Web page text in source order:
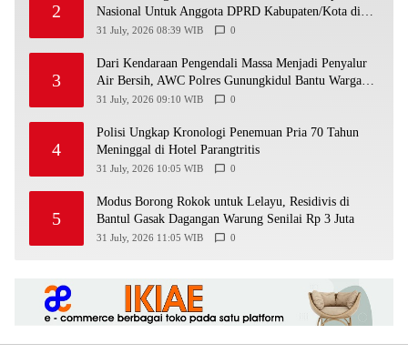
2
Nasional Untuk Anggota DPRD Kabupaten/Kota di
Yogyakarta
31 July, 2026 08:39 WIB 0
3
Dari Kendaraan Pengendali Massa Menjadi Penyalur
Air Bersih, AWC Polres Gunungkidul Bantu Warga
Kekeringan
31 July, 2026 09:10 WIB 0
4
Polisi Ungkap Kronologi Penemuan Pria 70 Tahun
Meninggal di Hotel Parangtritis
31 July, 2026 10:05 WIB 0
5
Modus Borong Rokok untuk Lelayu, Residivis di
Bantul Gasak Dagangan Warung Senilai Rp 3 Juta
31 July, 2026 11:05 WIB 0